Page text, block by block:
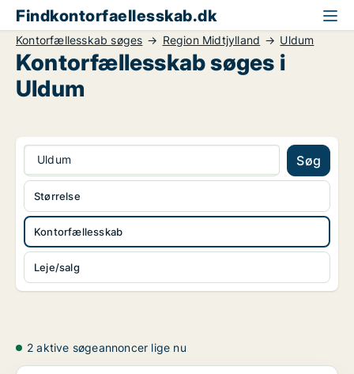
Findkontorfaellesskab.dk
Kontorfællesskab søges Region Midtjylland Uldum
Kontorfællesskab søges i
Uldum
Uldum Søg
Kontorfællesskab
Leje/salg
Størrelse
2 aktive søgeannoncer lige nu